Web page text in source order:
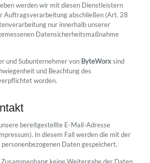
werden wir mit diesen Dienstleistern
Auftragsverarbeitung abschließen (Art. 28
nur innerhalb unserer
Datensicherheitsmaßnahme
Subunternehmer von ByteWorxsind
und Beachtung des
worden.
bereitgestellte E-Mail-Adresse
In diesem Fall werden die mit der
Daten gespeichert.